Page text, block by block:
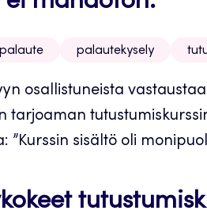
palautekysely
osallistuneista
”Kurssin sisältö oli